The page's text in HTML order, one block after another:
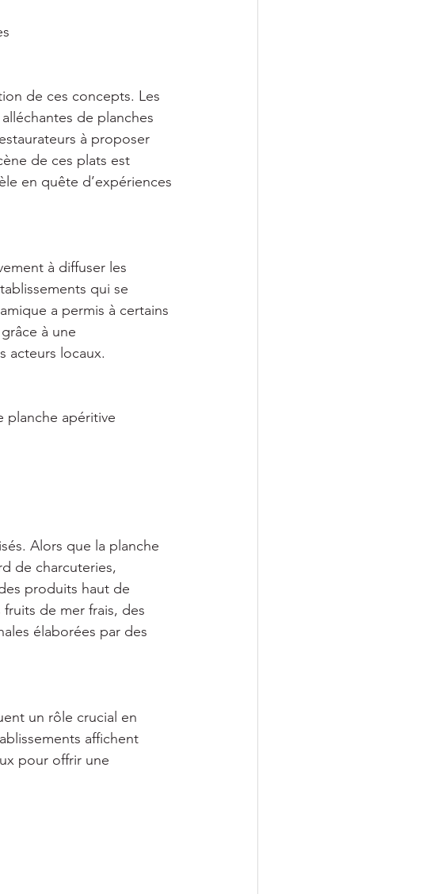
de ces concepts. Les
de planches
à proposer
de ces plats est
en quête d’expériences
à diffuser les
qui se
a permis à certains
à une
acteurs locaux.
planche apéritive
Alors que la planche
de charcuteries,
produits haut de
de mer frais, des
élaborées par des
un rôle crucial en
affichent
pour offrir une